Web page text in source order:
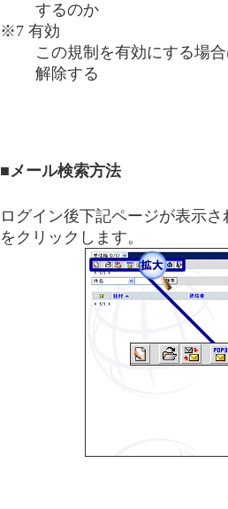
するのか
※7 有効
この規制を有効にする場
解除する
■メール検索方法
ログイン後下記ページが表示
をクリックします。